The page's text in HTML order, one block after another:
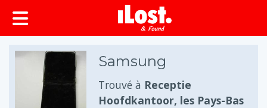
principal
Samsung
Trouvé à Receptie
Hoofdkantoor, les Pays-Bas